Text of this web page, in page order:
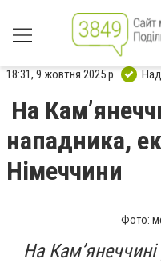
18:31, 9 жовтня 2025 р.
На
нападника,
Німеччини
Фото:
На